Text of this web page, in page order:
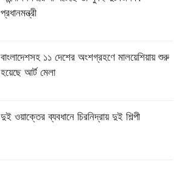
প্রধানমন্ত্রী
বাংলাদেশসহ ১১ দেশের অংশগ্রহণে মালয়েশিয়ায় শুরু
হয়েছে আর্ট মেলা
দুই ওয়াক্তের ব্যবধানে চিরনিদ্রায় দুই শিল্পী